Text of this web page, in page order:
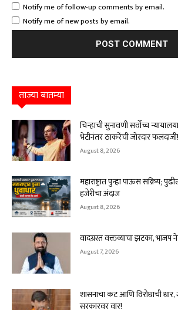
Notify me of follow-up comments by email.
Notify me of new posts by email.
ताज्या बातम्या
चिन्हाची सुनावणी सर्वोच्च
भेटीनंतर ठाकरेंची जोरदार फलंदाजी!
August 8, 2026
महाराष्ट्रात पुन्हा पाऊस सक्रिय;
हजेरीचा अंदाज
August 8, 2026
वादग्रस्त वक्तव्याचा झटका,
August 7, 2026
शासनाचा कट आणि विरोधाची
सरकारवर वार!